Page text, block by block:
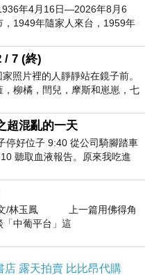
雅高貴-真皮碎花紋
已經想很多天
Keeley Ann】典雅高
鞋(黑色531112110)
最便宜.心得文.試用
享推薦.好用.推薦.評
Ann】典雅高貴-真
色531112110) 的原
遇到詐騙集團,所以
年4月16日—2026年8月6
，1949年隨家人來台，1959年
發展博士學位。曾任
/ 7 (終)
照片裡的人靜靜站在鏡子前。
，柳橘，閆兒，摩斯和崽崽，七
鏡框之外，如同
超混亂的一天
停好位子 9:40 從公司騎腳踏車
聽取血液報告。原來我吃進
非沒有吸收而是超
/林玉鳳 上一篇用佛得角
「中葡平台」這
店 露天拍賣 比比昂代購